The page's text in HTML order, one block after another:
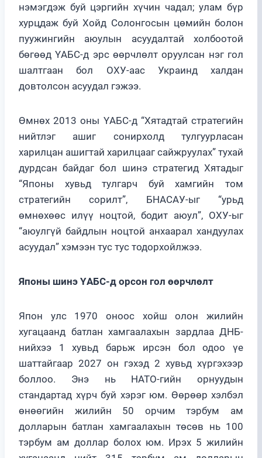
нэмэгдэж буй цэргийн хүчин чадал; улам бүр
хурцдаж буй Хойд Солонгосын цөмийн болон
пуужингийн аюулын асуудалтай холбоотой
бөгөөд ҮАБС-д эрс өөрчлөлт оруулсан нэг гол
шалтгаан бол ОХУ-аас Украинд халдан
довтолсон асуудал гэжээ.
Өмнөх 2013 оны ҮАБС-д “Хятадтай стратегийн
нийтлэг ашиг сонирхолд тулгуурласан
харилцан ашигтай харилцааг сайжруулах” тухай
дурдсан байдаг бол шинэ стратегид Хятадыг
“Японы хувьд тулгарч буй хамгийн том
стратегийн сорилт”, БНАСАУ-ыг “урьд
өмнөхөөс илүү ноцтой, бодит аюул”, ОХУ-ыг
“аюулгүй байдлын ноцтой анхаарал хандуулах
асуудал” хэмээн тус тус тодорхойлжээ.
Японы шинэ ҮАБС-д орсон гол өөрчлөлт
Япон улс 1970 оноос хойш олон жилийн
хугацаанд батлан хамгаалахын зардлаа ДНБ-
нийхээ 1 хувьд барьж ирсэн бол одоо үе
шаттайгаар 2027 он гэхэд 2 хувьд хүргэхээр
боллоо. Энэ нь НАТО-гийн орнуудын
стандартад хүрч буй хэрэг юм. Өөрөөр хэлбэл
өнөөгийн жилийн 50 орчим тэрбум ам
долларын батлан хамгаалахын төсөв нь 100
тэрбум ам доллар болох юм. Ирэх 5 жилийн